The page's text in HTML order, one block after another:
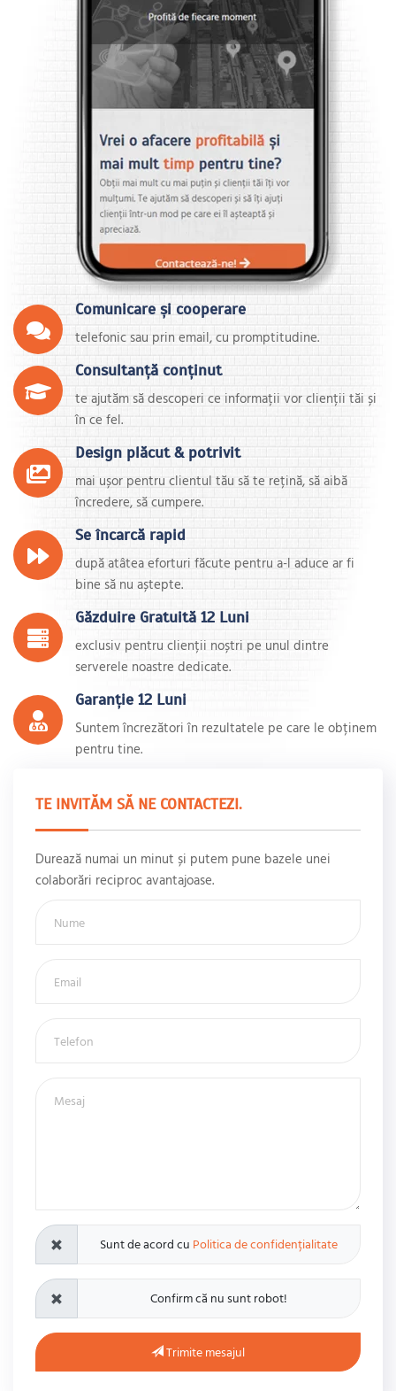
Comunicare și cooperare
telefonic sau prin email, cu promptitudine.
Consultanță conținut
te ajutăm să descoperi ce informații vor clienții tăi și
în ce fel.
Design plăcut & potrivit
mai ușor pentru clientul tău să te rețină, să aibă
încredere, să cumpere.
Se încarcă rapid
după atâtea eforturi făcute pentru a-l aduce ar fi
bine să nu aștepte.
Găzduire Gratuită 12 Luni
exclusiv pentru clienții noștri pe unul dintre
serverele noastre dedicate.
Garanție 12 Luni
Suntem încrezători în rezultatele pe care le obținem
pentru tine.
TE INVITĂM SĂ NE CONTACTEZI.
Durează numai un minut și putem pune bazele unei
colaborări reciproc avantajoase.
Sunt de acord cu Politica de confidențialitate
Confirm că nu sunt robot!
Trimite mesajul